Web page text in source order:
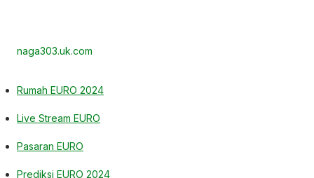
naga303.uk.com
Rumah EURO 2024
Live Stream EURO
Pasaran EURO
Prediksi EURO 2024